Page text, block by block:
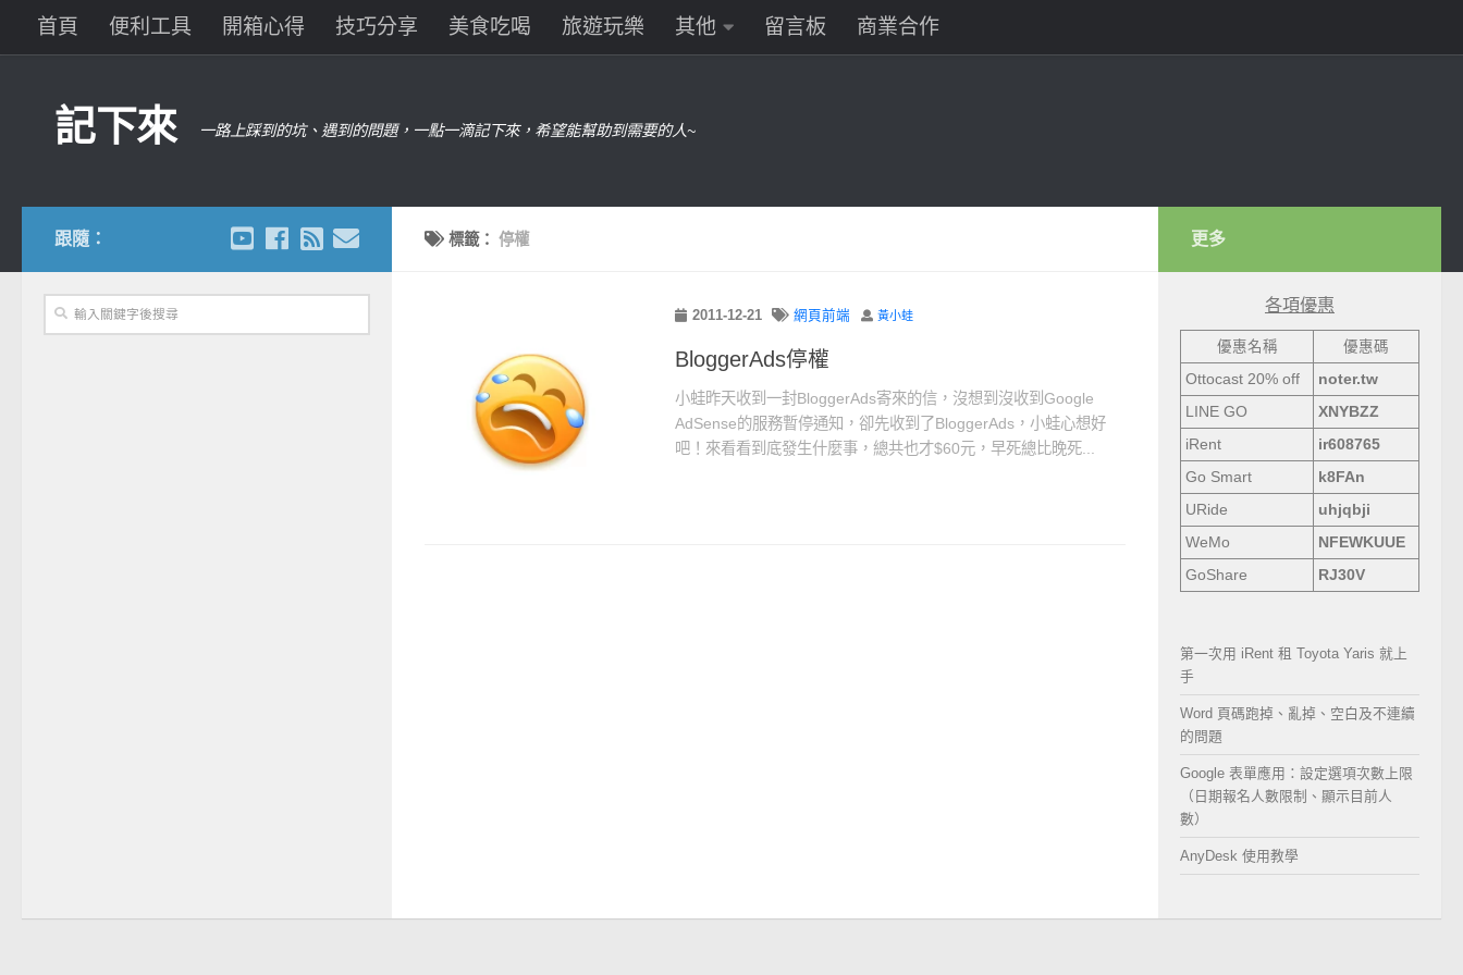
首頁 便利工具 開箱心得 技巧分享 美食吃喝 旅遊玩樂 其他 留言板 商業合作
記下來 一路上踩到的坑、遇到的問題，一點一滴記下來，希望能幫助到需要的人~
標籤：停權
2011-12-21 網頁前端 黃小蛙
BloggerAds停權
小蛙昨天收到一封BloggerAds寄來的信，沒想到沒收到Google
AdSense的服務暫停通知，卻先收到了BloggerAds，小蛙心想好
吧！來看看到底發生什麼事，總共也才$60元，早死總比晚死...
跟隨： 更多
各項優惠
優惠名稱
優惠碼
Ottocast 20% off
noter.tw
LINE GO
XNYBZZ
iRent
ir608765
Go Smart
k8FAn
URide
uhjqbji
WeMo
NFEWKUUE
GoShare
RJ30V
第一次用 iRent 租 Toyota Yaris 就上
手
Word 頁碼跑掉、亂掉、空白及不連續
的問題
Google 表單應用：設定選項次數上限
（日期報名人數限制、顯示目前人
數）
AnyDesk 使用教學